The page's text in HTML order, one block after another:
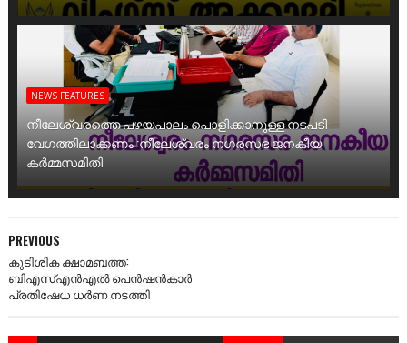
NEWS FEATURES
നീലേശ്വരത്തെ പഴയപാലം പൊളിക്കാനുള്ള നടപടി
വേഗത്തിലാക്കണം :നീലേശ്വരം നഗരസഭ ജനകീയ
കർമ്മസമിതി
PREVIOUS
കുടിശിക ക്ഷാമബത്ത:
ബിഎസ്എൻഎൽ പെൻഷൻകാർ
പ്രതിഷേധ ധർണ നടത്തി